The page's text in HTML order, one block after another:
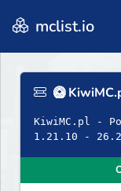
mclist.io
🥝
KiwiMC.pl -
1.21.10 - 26.2